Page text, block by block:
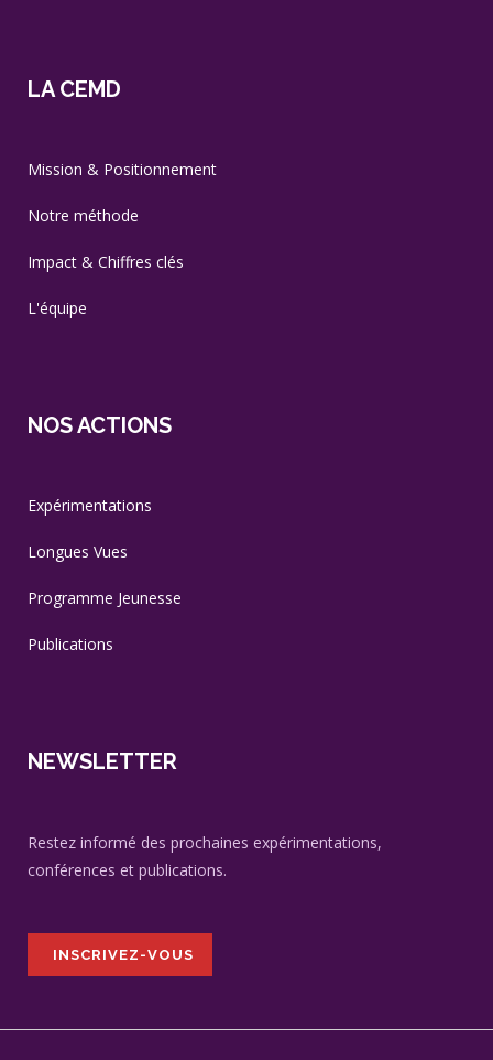
LA CEMD
Mission & Positionnement
Notre méthode
Impact & Chiffres clés
L'équipe
NOS ACTIONS
Expérimentations
Longues Vues
Programme Jeunesse
Publications
NEWSLETTER
Restez informé des prochaines expérimentations,
conférences et publications.
INSCRIVEZ-VOUS